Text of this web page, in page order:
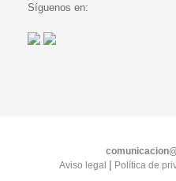
Síguenos en:
Aviso legal
Política de